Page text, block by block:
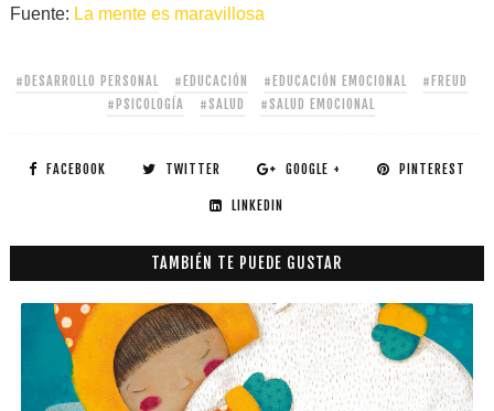
Fuente: La mente es maravillosa
#DESARROLLO PERSONAL #EDUCACIÓN #EDUCACIÓN EMOCIONAL
#FREUD
#PSICOLOGÍA
#SALUD #SALUD EMOCIONAL
FACEBOOK TWITTER GOOGLE + PINTEREST
LINKEDIN
TAMBIÉN TE PUEDE GUSTAR